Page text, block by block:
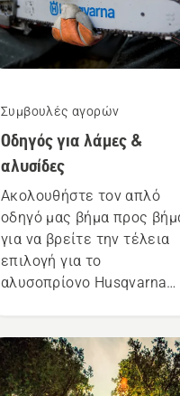
Συμβουλές αγορών
Οδηγός για λάμες &
αλυσίδες
Ακολουθήστε τον απλό
οδηγό μας βήμα προς
για να βρείτε την τέλεια
επιλογή για το
αλυσοπρίονο Husqvarna